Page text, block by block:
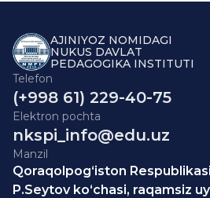
AJINIYOZ NOMIDAGI
NUKUS DAVLAT
PEDAGOGIKA INSTITUTI
Telefon
(+998 61) 229-40-75
Elektron pochta
nkspi_info@edu.uz
Manzil
Qoraqolpog‘iston
P.Seytov ko‘chasi, raqamsiz uy